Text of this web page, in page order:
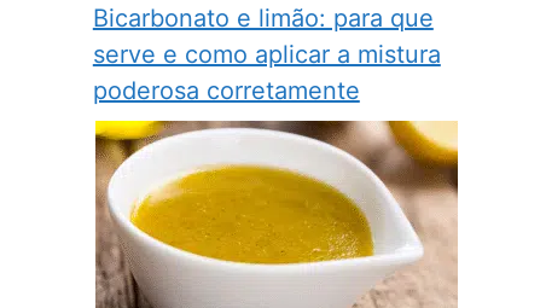
Bicarbonato e limão: para que
serve e como aplicar a mistura
poderosa corretamente